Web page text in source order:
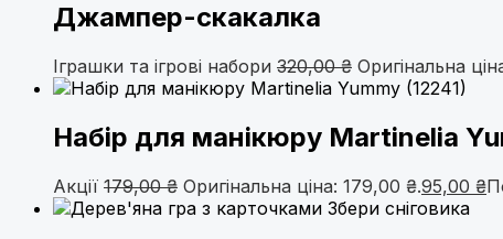
Джампер-скакалка
Іграшки та ігрові набори 320,00₴ Оригінальна
Набір для манікюру Martinelia
Акції 179,00₴ Оригінальна ціна: 179,00 ₴.95,00 ₴